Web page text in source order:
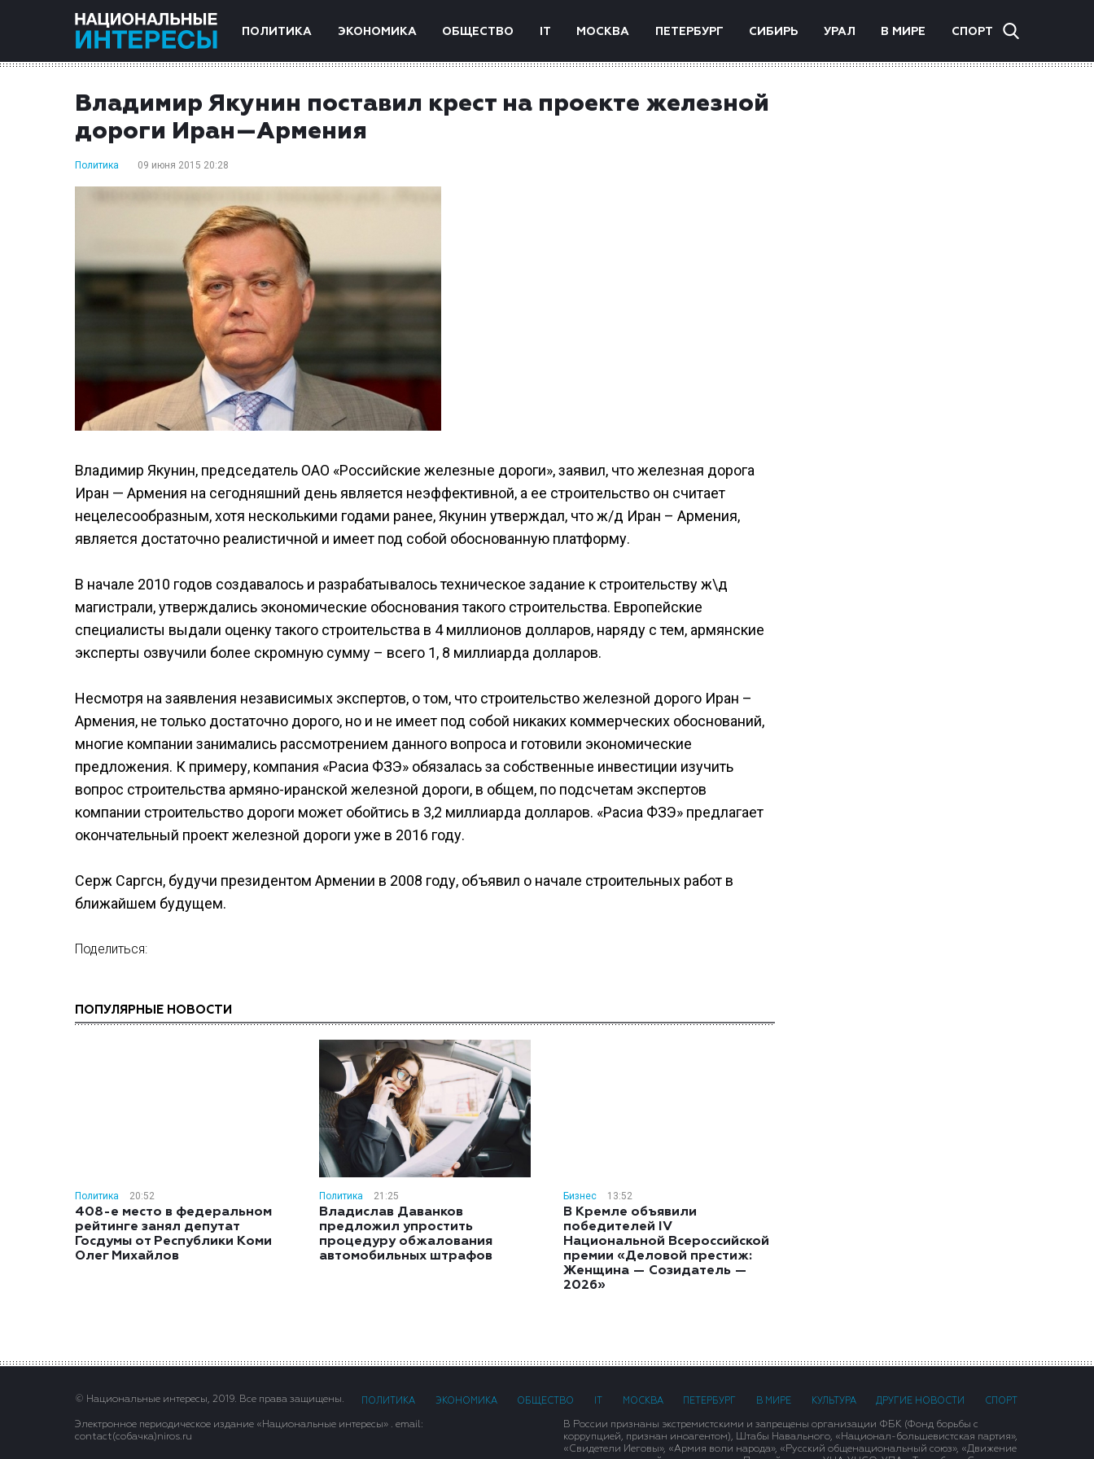
ПОЛИТИКА ЭКОНОМИКА ОБЩЕСТВО IT МОСКВА ПЕТЕРБУРГ СИБИРЬ УРАЛ В МИРЕ СПОРТ
Владимир Якунин поставил крест на проекте железной
дороги Иран—Армения
Политика 09 июня 2015 20:28
Владимир Якунин, председатель ОАО «Российские железные дороги», заявил, что железная дорога
Иран — Армения на сегодняшний день является неэффективной, а ее строительство он считает
нецелесообразным, хотя несколькими годами ранее, Якунин утверждал, что ж/д Иран – Армения,
является достаточно реалистичной и имеет под собой обоснованную платформу.
В начале 2010 годов создавалось и разрабатывалось техническое задание к строительству ж\д
магистрали, утверждались экономические обоснования такого строительства. Европейские
специалисты выдали оценку такого строительства в 4 миллионов долларов, наряду с тем, армянские
эксперты озвучили более скромную сумму – всего 1, 8 миллиарда долларов.
Несмотря на заявления независимых экспертов, о том, что строительство железной дорого Иран –
Армения, не только достаточно дорого, но и не имеет под собой никаких коммерческих обоснований,
многие компании занимались рассмотрением данного вопроса и готовили экономические
предложения. К примеру, компания «Расиа ФЗЭ» обязалась за собственные инвестиции изучить
вопрос строительства армяно-иранской железной дороги, в общем, по подсчетам экспертов
компании строительство дороги может обойтись в 3,2 миллиарда долларов. «Расиа ФЗЭ» предлагает
окончательный проект железной дороги уже в 2016 году.
Серж Саргсн, будучи президентом Армении в 2008 году, объявил о начале строительных работ в
ближайшем будущем.
Поделиться:
ПОПУЛЯРНЫЕ НОВОСТИ
Политика 20:52
408-е место в федеральном
рейтинге занял депутат
Госдумы от Республики Коми
Олег Михайлов
Политика 21:25
Владислав Даванков
предложил упростить
процедуру обжалования
автомобильных штрафов
Бизнес 13:52
В Кремле объявили
победителей IV
Национальной Всероссийской
премии «Деловой престиж:
Женщина — Созидатель —
2026»
© Национальные интересы, 2019. Все права защищены. ПОЛИТИКА ЭКОНОМИКА ОБЩЕСТВО МОСКВА ПЕТЕРБУРГ В МИРЕ КУЛЬТУРА ДРУГИЕ НОВОСТИ СПОРТ
Электронное периодическое издание «Национальные интересы» . email:
contact(сoбaчка)niros.ru
В России признаны экстремистскими и запрещены организации ФБК (Фонд борьбы с
коррупцией, признан иноагентом), Штабы Навального, «Национал-большевистская партия»,
«Свидетели Иеговы», «Армия воли народа», «Русский общенациональный союз», «Движение